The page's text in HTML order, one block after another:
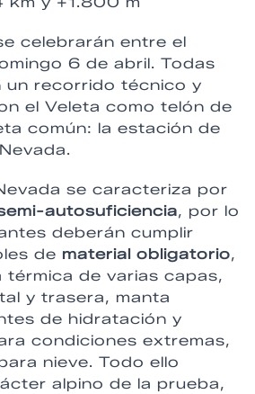
celebrarán entre el
6 de abril. Todas
un recorrido técnico y
el Veleta como telón de
común: la estación de
se caracteriza por
autosuficiencia, por lo
deberán cumplir
de material obligatorio,
térmica de varias capas,
y trasera, manta
de hidratación y
condiciones extremas,
nieve. Todo ello
alpino de la prueba,